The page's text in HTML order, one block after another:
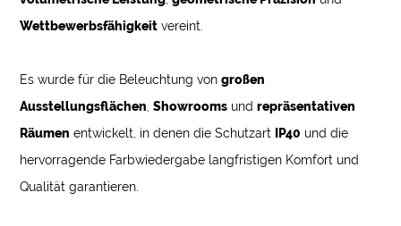
Wettbewerbsfähigkeit vereint.
Es wurde für die Beleuchtung vongroßen
Ausstellungsflächen ,Showrooms undrepräsentativen
Räumen entwickelt, in denen die Schutzart IP40 und die
hervorragende Farbwiedergabe langfristigen Komfort und
Qualität garantieren.